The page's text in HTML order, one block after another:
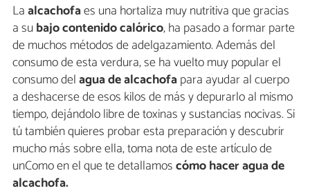
Laalcachofaes una hortaliza muy nutritiva que gracias
a subajo contenido calórico, ha pasado a formar parte
de muchos métodos de adelgazamiento. Además del
consumo de esta verdura, se ha vuelto muy popular el
consumo delagua de alcachofapara ayudar al cuerpo
a deshacerse de esos kilos de más y depurarlo al mismo
tiempo, dejándolo libre de toxinas y sustancias nocivas. Si
tú también quieres probar esta preparación y descubrir
mucho más sobre ella, toma nota de este artículo de
unComo en el que te detallamoscómo hacer agua de
alcachofa.